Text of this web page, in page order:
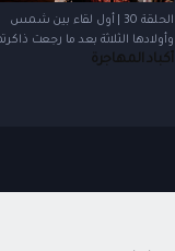
الحلقة 30 | أول لقاء بين شمس
وأولادها الثلاثة بعد ما رجعت
أكباد المهاجرة